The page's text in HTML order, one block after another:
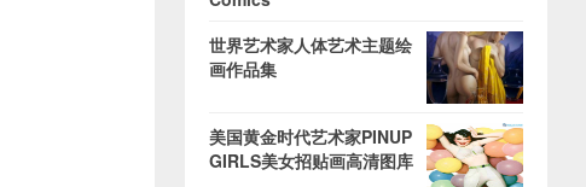
世界艺术家人体艺术主题绘
画作品集
美国黄金时代艺术家PINUP
GIRLS美女招贴画高清图库